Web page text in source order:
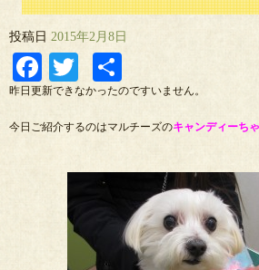
投稿日 2015年2月8日
Facebook
Twitter
有
昨日更新できなかったのですいません。
今日ご紹介するのはマルチーズのキャンディーち